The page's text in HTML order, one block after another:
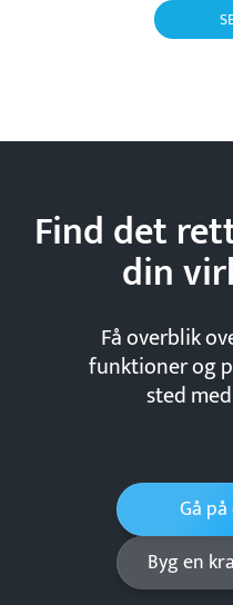
Find det
din
Få overblik
funktioner og
sted
Gå
Byg en